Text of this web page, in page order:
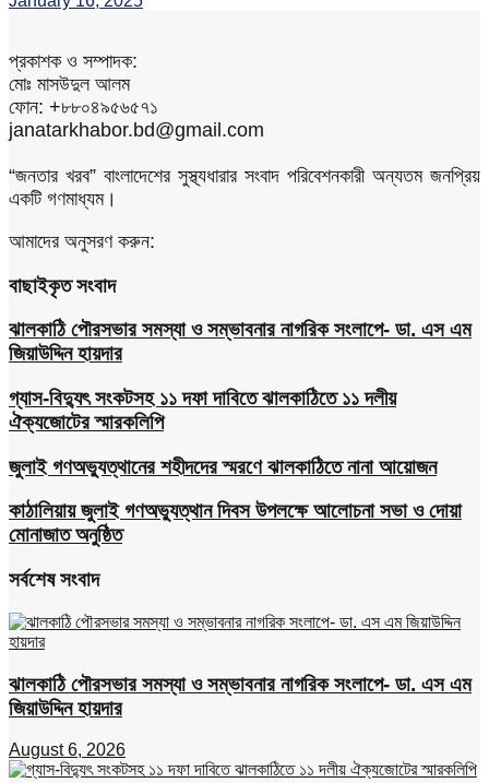
প্রকাশক ও সম্পাদক:
মোঃ মাসউদুল আলম
ফোন: +৮৮০৪৯৫৬৫৭১
janatarkhabor.bd@gmail.com
“জনতার খরব” বাংলাদেশের সুস্থ্যধারার সংবাদ পরিবেশনকারী অন্যতম জনপ্রিয়
একটি গণমাধ্যম।
আমাদের অনুসরণ করুন:
বাছাইকৃত সংবাদ
ঝালকাঠি পৌরসভার সমস্যা ও সম্ভাবনার নাগরিক সংলাপে- ডা. এস এম
জিয়াউদ্দিন হায়দার
গ্যাস-বিদ্যুৎ সংকটসহ ১১ দফা দাবিতে ঝালকাঠিতে ১১ দলীয়
ঐক্যজোটের স্মারকলিপি
জুলাই গণঅভ্যুত্থানের শহীদদের স্মরণে ঝালকাঠিতে নানা আয়োজন
কাঠালিয়ায় জুলাই গণঅভ্যুত্থান দিবস উপলক্ষে আলোচনা সভা ও দোয়া
মোনাজাত অনুষ্ঠিত
সর্বশেষ সংবাদ
ঝালকাঠি পৌরসভার সমস্যা ও সম্ভাবনার নাগরিক সংলাপে- ডা. এস এম
জিয়াউদ্দিন হায়দার
August 6, 2026